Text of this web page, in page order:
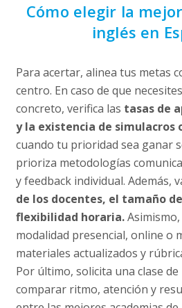
Toledo
Huelva
Cómo elegir la
inglés en
Para acertar, alinea tus metas
centro. En caso de que
concreto, verifica las tasas de
y la existencia de simulacros
cuando tu prioridad sea ganar
prioriza metodologías
y feedback individual. Además,
de los docentes, el tamaño
flexibilidad horaria.
modalidad presencial, online o
materiales actualizados y
Por último, solicita una clase
comparar ritmo, atención y